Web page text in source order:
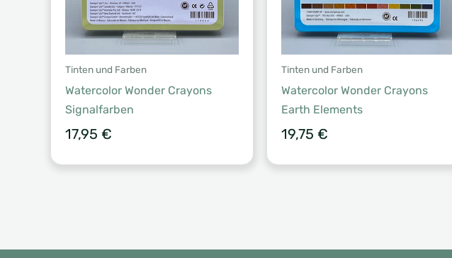
Tinten und Farben
Watercolor Wonder Crayons
Signalfarben
17,95 €
Tinten und Farben
Watercolor Wonder Crayons
Earth Elements
19,75 €